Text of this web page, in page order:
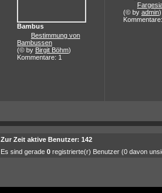
Bambus
Bestimmung von
Bambussen
(© by Birgit Böhm)
Kommentare: 1
(© by admin)
Zur Zeit aktive Benutzer: 142
Es sind gerade 0 registrierte(r) Benutzer (0 davon